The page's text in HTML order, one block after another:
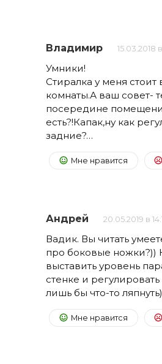
Владимир 15.03.2018
Умники!
Стиралка у меня стоит
комнаты.А ваш совет-
посередине
есть?!Капак,ну как
задние?…
Мне нравится
Андрей 20.05.2019 в
Вадик. Вы читать
про боковые ножки?))
выставить уровень
стенке и
лишь бы что-то
Мне нравится